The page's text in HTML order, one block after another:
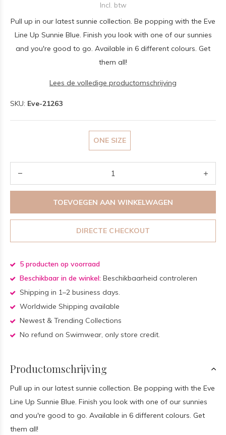
Incl. btw
Pull up in our latest sunnie collection. Be popping with the Eve
Line Up Sunnie Blue. Finish you look with one of our sunnies
and you're good to go. Available in 6 different colours. Get
them all!
Lees de volledige productomschrijving
SKU: Eve-21263
ONE SIZE
TOEVOEGEN AAN WINKELWAGEN
DIRECTE CHECKOUT
5 producten op voorraad
Beschikbaar in de winkel: Beschikbaarheid controleren
Shipping in 1–2 business days.
Worldwide Shipping available
Newest & Trending Collections
No refund on Swimwear, only store credit.
Productomschrijving
Pull up in our latest sunnie collection. Be popping with the Eve
Line Up Sunnie Blue. Finish you look with one of our sunnies
and you're good to go. Available in 6 different colours. Get
them all!